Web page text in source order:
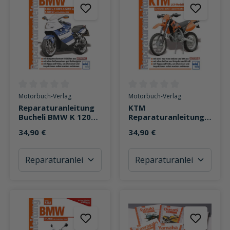
Durchschnittliche Bewertung von 0 von 5 Sternen
Motorbuch-Verlag
Reparaturanleitung
Bucheli BMW K 1200
34,90 €
Durchschnittliche Bewertung
Motorbuch-Verlag
KTM
Reparaturanleitung
34,90 €